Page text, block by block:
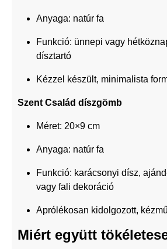
Anyaga: natúr fa
Funkció: ünnepi vagy
dísztartó
Kézzel készült, minimalista
Szent Család díszgömb
Méret: 20×9 cm
Anyaga: natúr fa
Funkció: karácsonyi dísz,
vagy fali dekoráció
Aprólékosan kidolgozott,
Miért együtt